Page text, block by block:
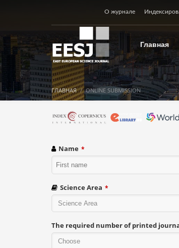
О журнале
Главная
ГЛАВНАЯ ONLINE SUBMISSION
Name *
Science Area *
The required number of printed